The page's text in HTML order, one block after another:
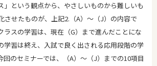
」という観点から、やさしいものから難しいも
させたものが、上記2.（A）～（J）の内容で
ラスの学習は、現在（G）まで進んだことにな
学習は終え、入試で良く出される応用段階の学
回のセミナーでは、（A）～（J）までの10項目